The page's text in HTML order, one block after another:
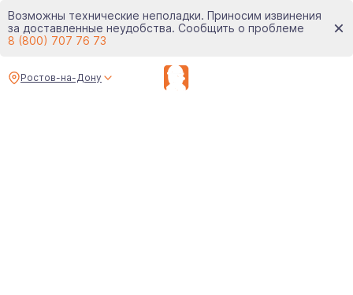
Возможны технические неполадки. Приносим извинения
за доставленные неудобства. Сообщить о проблеме
8 (800) 707 76 73
Ростов-на-Дону